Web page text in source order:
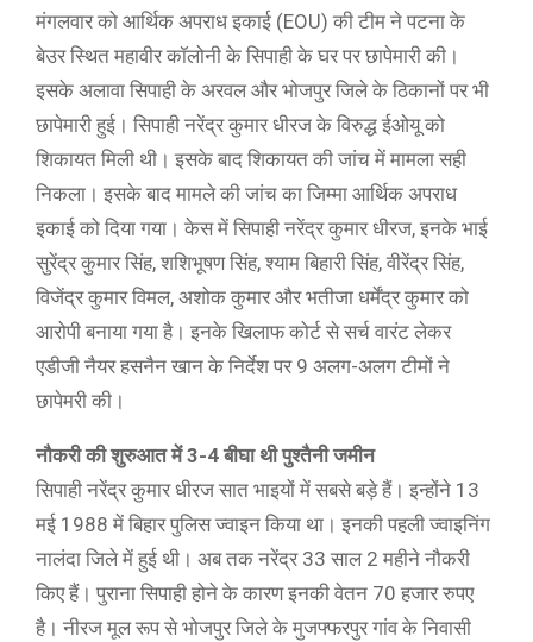
मंगलवार को आर्थिक अपराध इकाई (EOU) की टीम ने पटना के
बेउर स्थित महावीर कॉलोनी के सिपाही के घर पर छापेमारी की।
इसके अलावा सिपाही के अरवल और भोजपुर जिले के ठिकानों पर भी
छापेमारी हुई। सिपाही नरेंद्र कुमार धीरज के विरुद्ध ईओयू को
शिकायत मिली थी। इसके बाद शिकायत की जांच में मामला सही
निकला। इसके बाद मामले की जांच का जिम्मा आर्थिक अपराध
इकाई को दिया गया। केस में सिपाही नरेंद्र कुमार धीरज, इनके भाई
सुरेंद्र कुमार सिंह, शशिभूषण सिंह, श्याम बिहारी सिंह, वीरेंद्र सिंह,
विजेंद्र कुमार विमल, अशोक कुमार और भतीजा धर्मेंद्र कुमार को
आरोपी बनाया गया है। इनके खिलाफ कोर्ट से सर्च वारंट लेकर
एडीजी नैयर हसनैन खान के निर्देश पर 9 अलग-अलग टीमों ने
छापेमरी की।
नौकरी की शुरुआत में 3-4 बीघा थी पुश्तैनी जमीन
सिपाही नरेंद्र कुमार धीरज सात भाइयों में सबसे बड़े हैं। इन्होंने 13
मई 1988 में बिहार पुलिस ज्वाइन किया था। इनकी पहली ज्वाइनिंग
नालंदा जिले में हुई थी। अब तक नरेंद्र 33 साल 2 महीने नौकरी
किए हैं। पुराना सिपाही होने के कारण इनकी वेतन 70 हजार रुपए
है। नीरज मूल रूप से भोजपुर जिले के मुजफ्फरपुर गांव के निवासी